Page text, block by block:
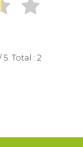
5. Total : 2